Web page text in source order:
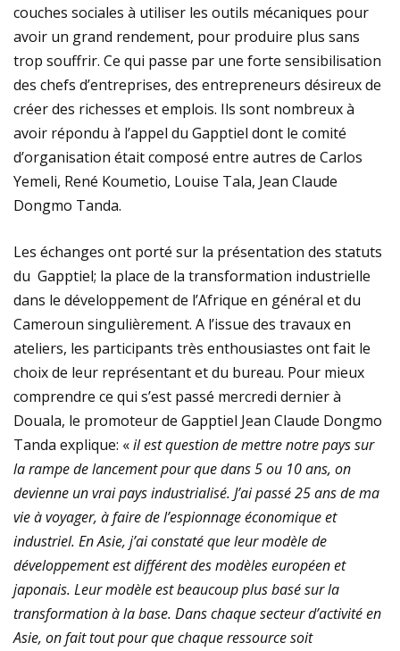
couches sociales à utiliser les outils mécaniques pour
avoir un grand rendement, pour produire plus sans
trop souffrir. Ce qui passe par une forte sensibilisation
des chefs d’entreprises, des entrepreneurs désireux de
créer des richesses et emplois. Ils sont nombreux à
avoir répondu à l’appel du Gapptiel dont le comité
d’organisation était composé entre autres de Carlos
Yemeli, René Koumetio, Louise Tala, Jean Claude
Dongmo Tanda.
Les échanges ont porté sur la présentation des statuts
du Gapptiel; la place de la transformation industrielle
dans le développement de l’Afrique en général et du
Cameroun singulièrement. A l’issue des travaux en
ateliers, les participants très enthousiastes ont fait le
choix de leur représentant et du bureau. Pour mieux
comprendre ce qui s’est passé mercredi dernier à
Douala, le promoteur de Gapptiel Jean Claude Dongmo
Tanda explique: «il est question de mettre notre pays sur
la rampe de lancement pour que dans 5 ou 10 ans, on
devienne un vrai pays industrialisé. J’ai passé 25 ans de ma
vie à voyager, à faire de l’espionnage économique et
industriel. En Asie, j’ai constaté que leur modèle de
développement est différent des modèles européen et
japonais. Leur modèle est beaucoup plus basé sur la
transformation à la base. Dans chaque secteur d’activité en
Asie, on fait tout pour que chaque ressource soit